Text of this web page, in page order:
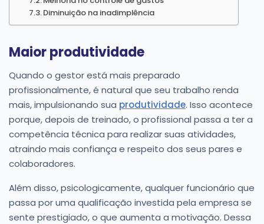
Diminuição na inadimplência
Maior produtividade
Quando o gestor está mais preparado
profissionalmente, é natural que seu trabalho renda
mais, impulsionando sua produtividade. Isso acontece
porque, depois de treinado, o profissional passa a ter a
competência técnica para realizar suas atividades,
atraindo mais confiança e respeito dos seus pares e
colaboradores.
Além disso, psicologicamente, qualquer funcionário que
passa por uma qualificação investida pela empresa se
sente prestigiado, o que aumenta a motivação. Dessa